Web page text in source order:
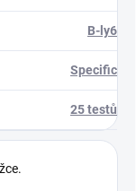
B-ly6
Specific
25 testů